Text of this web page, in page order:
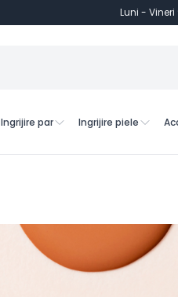
Luni - Vineri
Ingrijire par Ingrijire piele